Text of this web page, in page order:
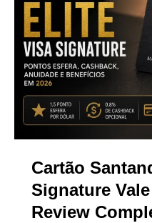
Cartão
Signature
Review